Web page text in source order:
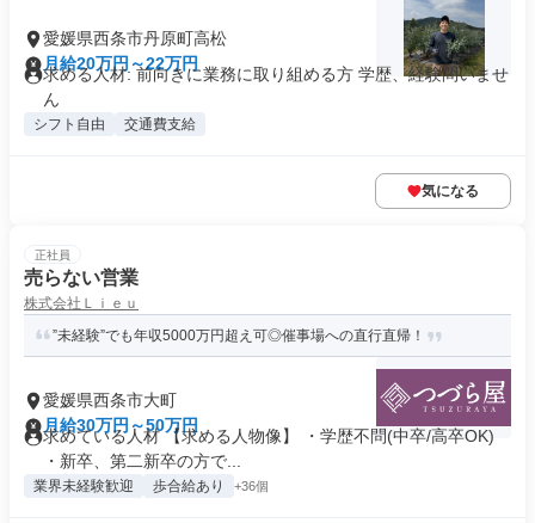
愛媛県西条市丹原町高松
月給20万円～22万円
求める人材: 前向きに業務に取り組める方 学歴、経験問いませ
ん
シフト自由 交通費支給
気になる
正社員
売らない営業
株式会社Ｌｉｅｕ
”未経験”でも年収5000万円超え可◎催事場への直行直帰！
愛媛県西条市大町
月給30万円～50万円
求めている人材 【求める人物像】 ・学歴不問(中卒/高卒OK)
・新卒、第二新卒の方で...
業界未経験歓迎 歩合給あり +36個